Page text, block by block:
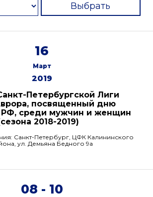
Выбрать
16
Март
2019
Петербургской Лиги
посвященный дню
РФ, среди мужчин и женщин
2018-2019)
Санкт-Петербург, ЦФК Калининского
ул. Демьяна Бедного 9а
08 - 10